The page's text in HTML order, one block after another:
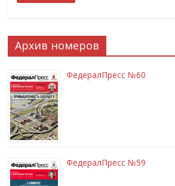
Архив номеров
ФедералПресс №60
ФедералПресс №59